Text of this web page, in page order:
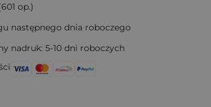
op.)
następnego dnia roboczego
nadruk: 5-10 dni roboczych